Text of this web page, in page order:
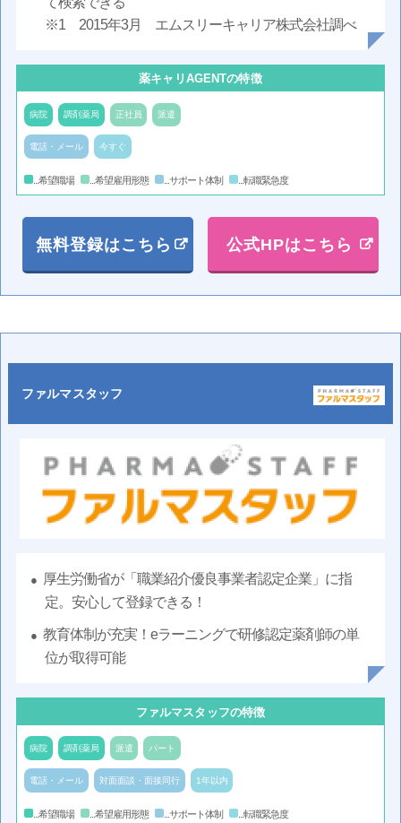
※1 2015年3月 エムスリーキャリア株式会社調べ
薬キャリAGENTの特徴
病院 調剤薬局 正社員 派遣
電話・メール 今すぐ
...希望職場 ...希望雇用形態 ...サポート体制 ...転職緊急度
無料登録はこちら 公式HPはこちら
ファルマスタッフ
厚生労働省が「職業紹介優良事業者認定企業」に指
定。安心して登録できる！
教育体制が充実！eラーニングで研修認定薬剤師の単
位が取得可能
ファルマスタッフの特徴
病院 調剤薬局 派遣 パート
電話・メール 対面面談・面接同行 1年以内
...希望職場 ...希望雇用形態 ...サポート体制 ...転職緊急度